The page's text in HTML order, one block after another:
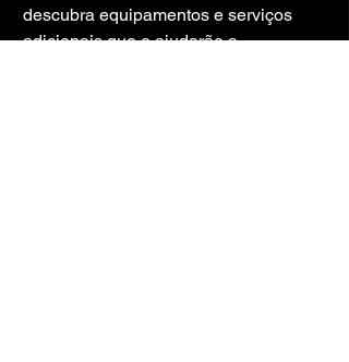
descubra equipamentos e serviços
adicionais que o ajudarão a